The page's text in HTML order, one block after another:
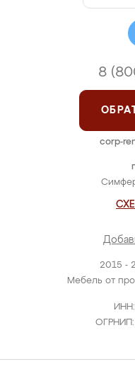
2015 -
Мебель от
ОГРНИП:
8
corp-